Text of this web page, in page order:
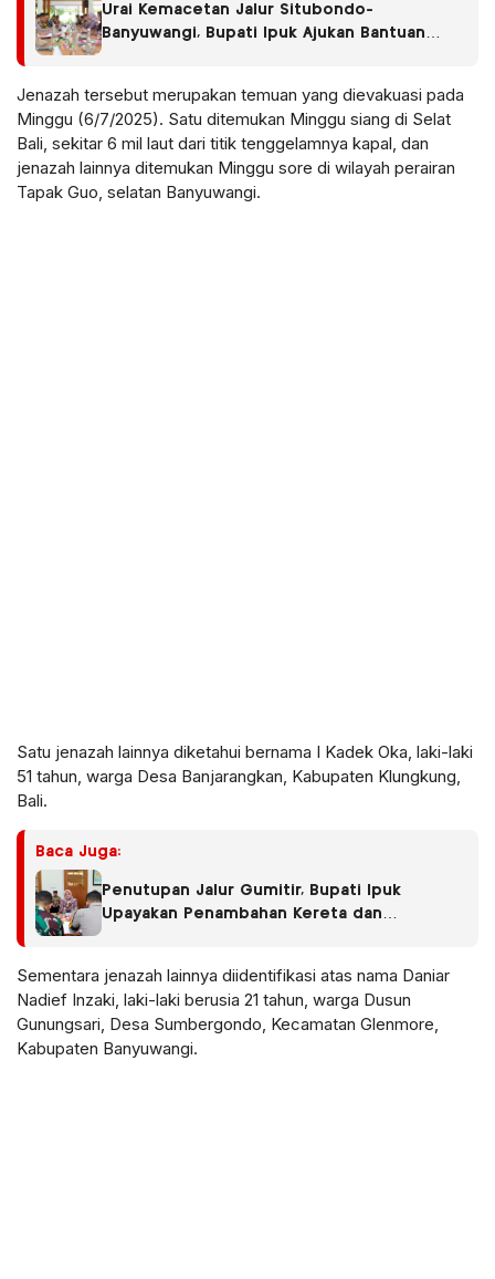
Urai Kemacetan Jalur Situbondo-
Banyuwangi, Bupati Ipuk Ajukan Bantuan
Jenazah tersebut merupakan temuan yang dievakuasi pada
Minggu (6/7/2025). Satu ditemukan Minggu siang di Selat
Bali, sekitar 6 mil laut dari titik tenggelamnya kapal, dan
jenazah lainnya ditemukan Minggu sore di wilayah perairan
Tapak Guo, selatan Banyuwangi.
Satu jenazah lainnya diketahui bernama I Kadek Oka, laki-laki
51 tahun, warga Desa Banjarangkan, Kabupaten Klungkung,
Bali.
Baca Juga:
Penutupan Jalur Gumitir, Bupati Ipuk
Upayakan Penambahan Kereta dan
Sementara jenazah lainnya diidentifikasi atas nama Daniar
Nadief Inzaki, laki-laki berusia 21 tahun, warga Dusun
Gunungsari, Desa Sumbergondo, Kecamatan Glenmore,
Kabupaten Banyuwangi.